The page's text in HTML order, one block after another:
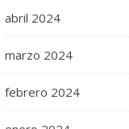
abril 2024
marzo 2024
febrero 2024